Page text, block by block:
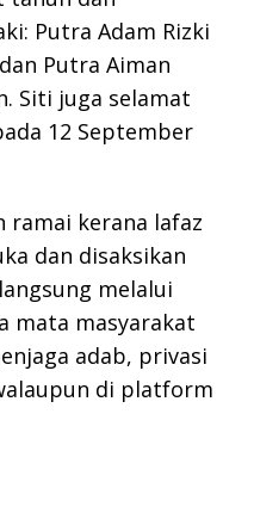
Putra Adam Rizki
Putra Aiman
Siti juga selamat
12 September
ramai kerana lafaz
dan disaksikan
melalui
mata masyarakat
adab, privasi
di platform